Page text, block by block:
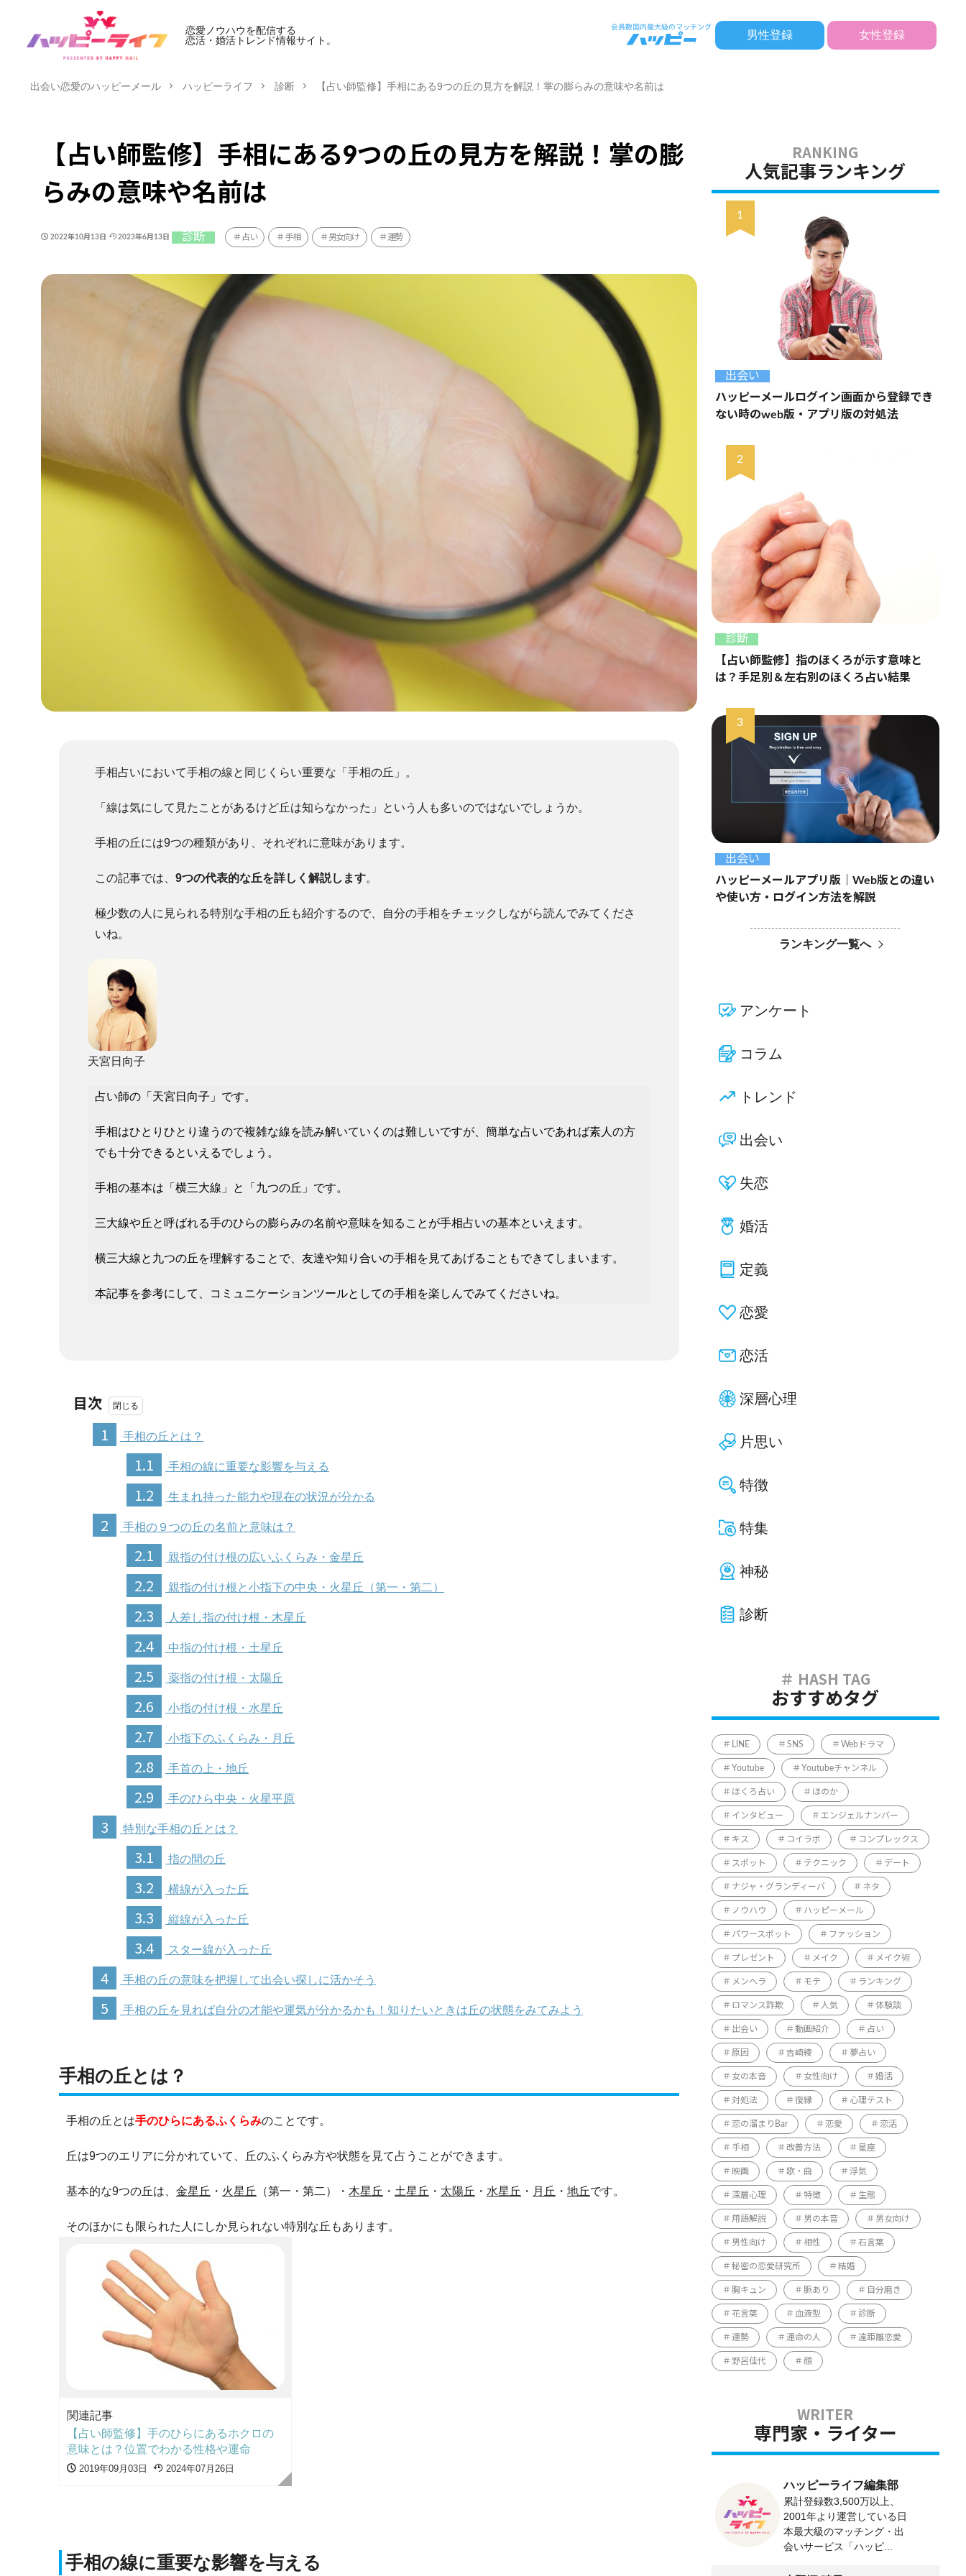
恋愛ノウハウを配信する
恋活・婚活トレンド情報サイト。
男性登録 女性登録
出会い恋愛のハッピーメール ハッピーライフ 診断 【占い師監修】手相にある9つの丘の見方を解説！掌の膨らみの意味や名前は
【占い師監修】手相にある9つの丘の見方を解説！掌の膨
らみの意味や名前は
2022年10月13日 2023年6月13日 診断 占い 手相 男女向け 運勢
手相占いにおいて手相の線と同じくらい重要な「手相の丘」。
「線は気にして見たことがあるけど丘は知らなかった」という人も多いのではないでしょうか。
手相の丘には9つの種類があり、それぞれに意味があります。
この記事では、 9つの代表的な丘を詳しく解説します。
極少数の人に見られる特別な手相の丘も紹介するので、自分の手相をチェックしながら読んでみてくださ
いね。
天宮日向子
占い師の「天宮日向子」です。
手相はひとりひとり違うので複雑な線を読み解いていくのは難しいですが、簡単な占いであれば素人の方
でも十分できるといえるでしょう。
手相の基本は「横三大線」と「九つの丘」です。
三大線や丘と呼ばれる手のひらの膨らみの名前や意味を知ることが手相占いの基本といえます。
横三大線と九つの丘を理解することで、友達や知り合いの手相を見てあげることもできてしまいます。
本記事を参考にして、コミュニケーションツールとしての手相を楽しんでみてくださいね。
目次
1
手相の丘とは？
1.1 手相の線に重要な影響を与える
1.2 生まれ持った能力や現在の状況が分かる
2 手相の９つの丘の名前と意味は？
2.1 親指の付け根の広いふくらみ・金星丘
2.2 親指の付け根と小指下の中央・火星丘（第一・第二）
2.3 人差し指の付け根・木星丘
2.4 中指の付け根・土星丘
2.5 薬指の付け根・太陽丘
2.6 小指の付け根・水星丘
2.7 小指下のふくらみ・月丘
2.8 手首の上・地丘
2.9 手のひら中央・火星平原
3 特別な手相の丘とは？
3.1 指の間の丘
3.2 横線が入った丘
3.3 縦線が入った丘
3.4 スター線が入った丘
4 手相の丘の意味を把握して出会い探しに活かそう
5 手相の丘を見れば自分の才能や運気が分かるかも！知りたいときは丘の状態をみてみよう
手相の丘とは？
手相の丘とは手のひらにあるふくらみのことです。
丘は9つのエリアに分かれていて、丘のふくらみ方や状態を見て占うことができます。
基本的な9つの丘は、 金星丘 ・ 火星丘 （第一・第二）・ 木星丘 ・ 土星丘 ・ 太陽丘 ・ 水星丘 ・ 月丘 ・ 地丘です。
そのほかにも限られた人にしか見られない特別な丘もあります。
関連記事
【占い師監修】手のひらにあるホクロの
意味とは？位置でわかる性格や運命
2019年09月03日 2024年07月26日
手相の線に重要な影響を与える
人気記事ランキング
出会い
ハッピーメールログイン画面から登録でき
ない時のweb版・アプリ版の対処法
診断
【占い師監修】指のほくろが示す意味と
は？手足別＆左右別のほくろ占い結果
出会い
ハッピーメールアプリ版｜Web版との違い
や使い方・ログイン方法を解説
ランキング一覧へ
アンケート
コラム
トレンド
出会い
失恋
婚活
定義
恋愛
恋活
深層心理
片思い
特徴
特集
神秘
診断
おすすめタグ
LINE SNS Webドラマ
Youtube Youtubeチャンネル
ほくろ占い ほのか
インタビュー エンジェルナンバー
キス コイラボ コンプレックス
スポット テクニック デート
ナジャ・グランディーバ ネタ
ノウハウ ハッピーメール
パワースポット ファッション
プレゼント メイク メイク術
メンヘラ モテ ランキング
ロマンス詐欺 人気 体験談
出会い 動画紹介 占い
原因 吉崎綾 夢占い
女の本音 女性向け 婚活
対処法 復縁 心理テスト
恋の溜まりBar 恋愛 恋活
手相 改善方法 星座
映画 歌・曲 浮気
深層心理 特徴 生態
用語解説 男の本音 男女向け
男性向け 相性 石言葉
秘密の恋愛研究所 結婚
胸キュン 脈あり 自分磨き
花言葉 血液型 診断
運勢 運命の人 遠距離恋愛
野呂佳代 顔
専門家・ライター
ハッピーライフ編集部
累計登録数3,500万以上、
2001年より運営している日
本最大級のマッチング・出
会いサービス「ハッピ...